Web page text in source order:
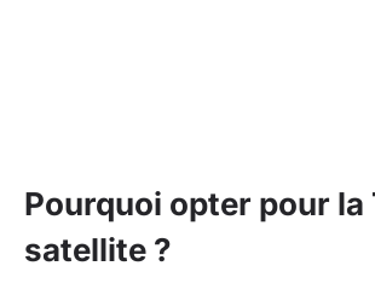
Pourquoi opter pour la
satellite ?